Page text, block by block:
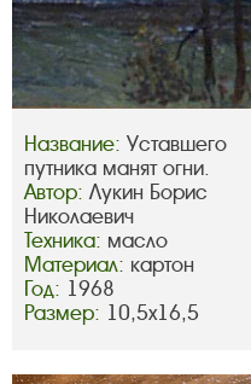
Название: Уставшего
путника манят огни.
Автор: Лукин Борис
Николаевич
Техника: масло
Материал: картон
Год: 1968
Размер: 10,5х16,5